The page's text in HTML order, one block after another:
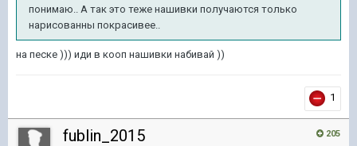
понимаю.. А так это теже нашивки получаются только
нарисованны покрасивее..
на песке ))) иди в кооп нашивки набивай ))
1
205
fublin_2015